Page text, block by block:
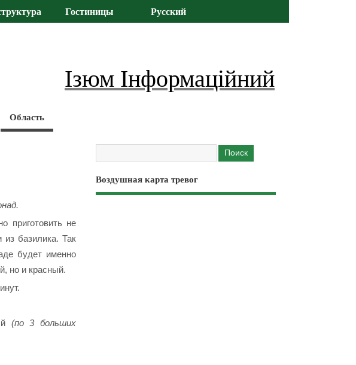
Гостиницы Русский
Ізюм Інформаційний
Область
приготовить не
базилика. Так
будет именно
но и красный.
(по 3 больших
Воздушная карта тревог